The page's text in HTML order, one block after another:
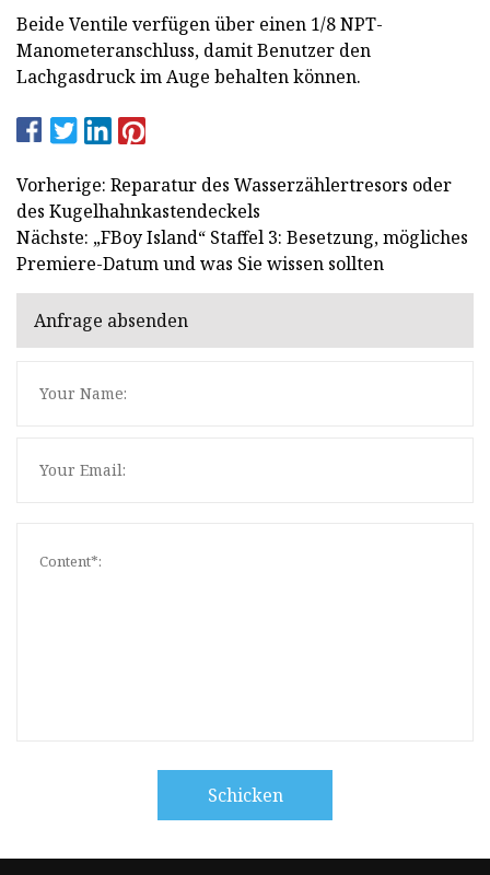
Beide Ventile verfügen über einen 1/8 NPT-
Manometeranschluss, damit Benutzer den
Lachgasdruck im Auge behalten können.
Vorherige: Reparatur des Wasserzählertresors oder
des Kugelhahnkastendeckels
Nächste: „FBoy Island“ Staffel 3: Besetzung, mögliches
Premiere-Datum und was Sie wissen sollten
Anfrage absenden
Schicken